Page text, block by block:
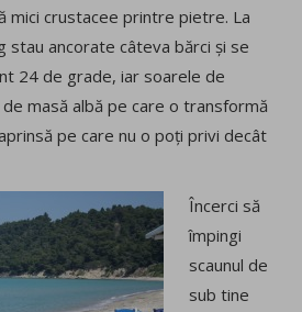
mici crustacee printre pietre. La
stau ancorate câteva bărci și se
24 de grade, iar soarele de
masă albă pe care o transformă
pe care nu o poți privi decât
Încerci să
împingi
scaunul de
sub tine